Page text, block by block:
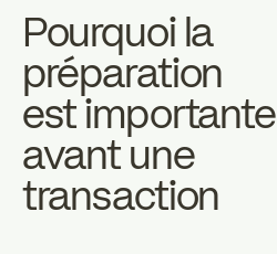
Pourquoi la
préparation
est importante
avant une
transaction